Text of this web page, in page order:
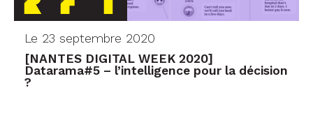
Le 23 septembre 2020
[NANTES DIGITAL WEEK 2020]
Datarama#5 – l’intelligence pour la décision
?